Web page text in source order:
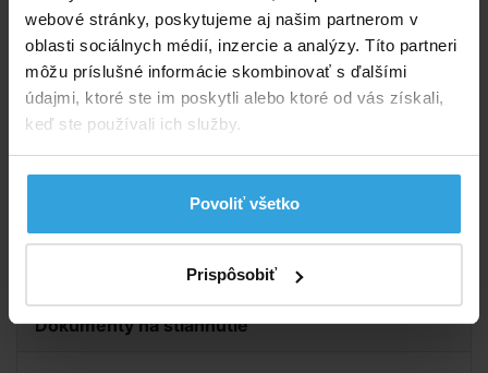
webové stránky, poskytujeme aj našim partnerom v
oblasti sociálnych médií, inzercie a analýzy. Títo partneri
môžu príslušné informácie skombinovať s ďalšími
údajmi, ktoré ste im poskytli alebo ktoré od vás získali,
keď ste používali ich služby.
Povoliť všetko
Prispôsobiť
Obsah balenia
Nádoba s ventilom a upínacou objímkou
Sací stred nádoby
3ks hadicových tŕňov na pripojenie hadíc
1ks záslepky
Súčasťou filtra nie je podstava pod nádobu je možné
Dokumenty na stiahnutie